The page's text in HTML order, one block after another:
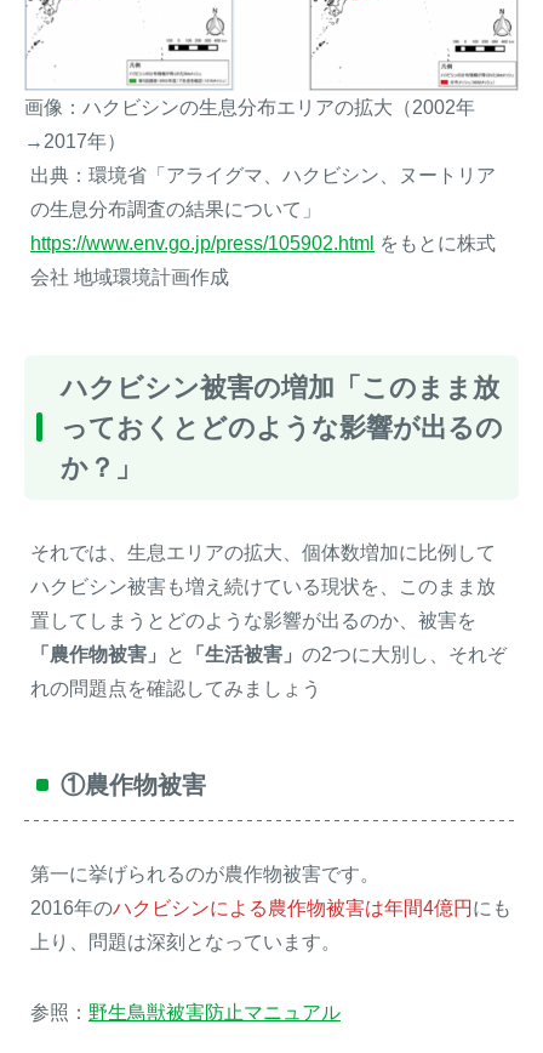
画像：ハクビシンの生息分布エリアの拡大（2002年
→2017年）
出典：環境省「アライグマ、ハクビシン、ヌートリア
の生息分布調査の結果について」
https://www.env.go.jp/press/105902.html をもとに株式
会社 地域環境計画作成
ハクビシン被害の増加「このまま放
っておくとどのような影響が出るの
か？」
それでは、生息エリアの拡大、個体数増加に比例して
ハクビシン被害も増え続けている現状を、このまま放
置してしまうとどのような影響が出るのか、被害を
「農作物被害」
と 「生活被害」 の2つに大別し、それぞ
れの問題点を確認してみましょう
①農作物被害
第一に挙げられるのが農作物被害です。
2016年のハクビシンによる農作物被害は年間4億円 にも
上り、問題は深刻となっています。
参照： 野生鳥獣被害防止マニュアル